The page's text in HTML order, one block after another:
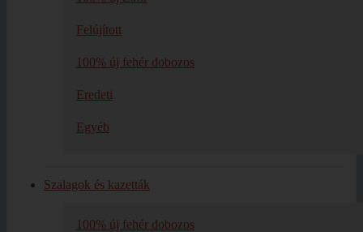
Felújított
100% új fehér dobozos
Eredeti
Egyéb
Szalagok és kazetták
100% új fehér dobozos